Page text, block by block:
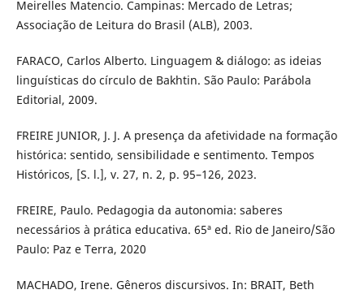
Meirelles Matencio. Campinas: Mercado de Letras;
Associação de Leitura do Brasil (ALB), 2003.
FARACO, Carlos Alberto. Linguagem & diálogo: as ideias
linguísticas do círculo de Bakhtin. São Paulo: Parábola
Editorial, 2009.
FREIRE JUNIOR, J. J. A presença da afetividade na formação
histórica: sentido, sensibilidade e sentimento. Tempos
Históricos, [S. l.], v. 27, n. 2, p. 95–126, 2023.
FREIRE, Paulo. Pedagogia da autonomia: saberes
necessários à prática educativa. 65ª ed. Rio de Janeiro/São
Paulo: Paz e Terra, 2020
MACHADO, Irene. Gêneros discursivos. In: BRAIT, Beth